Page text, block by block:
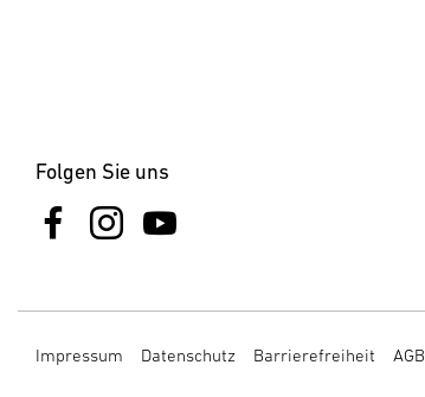
Folgen Sie uns
Impressum Datenschutz Barrierefreiheit AGB